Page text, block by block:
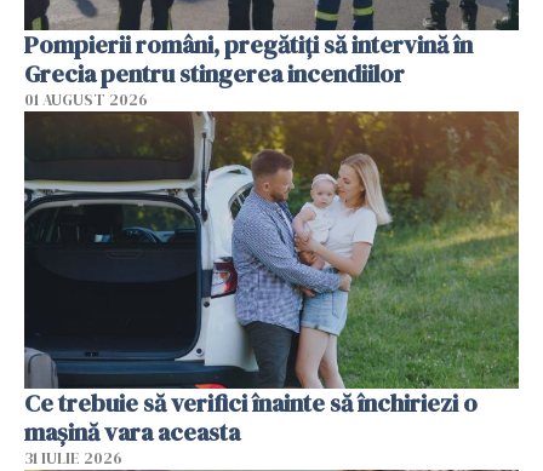
Pompierii români, pregătiţi să intervină în
Grecia pentru stingerea incendiilor
01 AUGUST 2026
Ce trebuie să verifici înainte să închiriezi o
mașină vara aceasta
31 IULIE 2026